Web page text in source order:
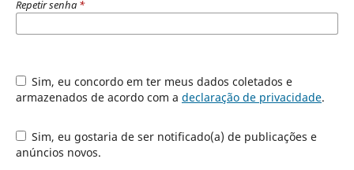
Repetir senha *
Sim, eu concordo em ter meus dados coletados e
armazenados de acordo com a declaração de privacidade.
Sim, eu gostaria de ser notificado(a) de publicações e
anúncios novos.